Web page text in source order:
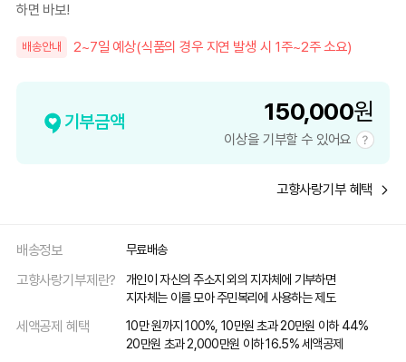
하면 바보!
배송안내 2~7일 예상(식품의 경우 지연 발생 시 1주~2주 소요)
기부금액 150,000원
이상을 기부할 수 있어요
고향사랑기부 혜택
배송정보 무료배송
고향사랑기부제란?
개인이 자신의 주소지 외의 지자체에 기부하면
지자체는 이를 모아 주민복리에 사용하는 제도
세액공제 혜택
10만 원까지 100%, 10만원 초과 20만원 이하 44%
20만원 초과 2,000만원 이하 16.5% 세액공제